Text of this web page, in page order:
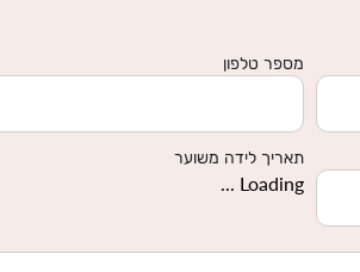
מספר טלפון
תאריך לידה משוער
Loading ...